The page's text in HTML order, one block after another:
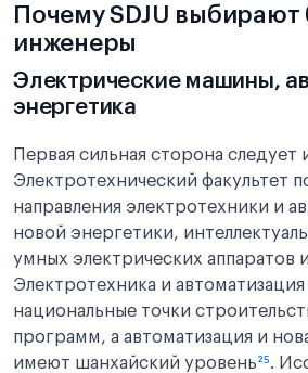
Почему SDJU
инженеры
Электрические машины,
энергетика
Первая сильная сторона следует
Электротехнический факультет
направления электротехники и
новой энергетики,
умных электрических аппаратов
Электротехника и
национальные точки
программ, а автоматизация и
имеют шанхайский уровень²⁵.